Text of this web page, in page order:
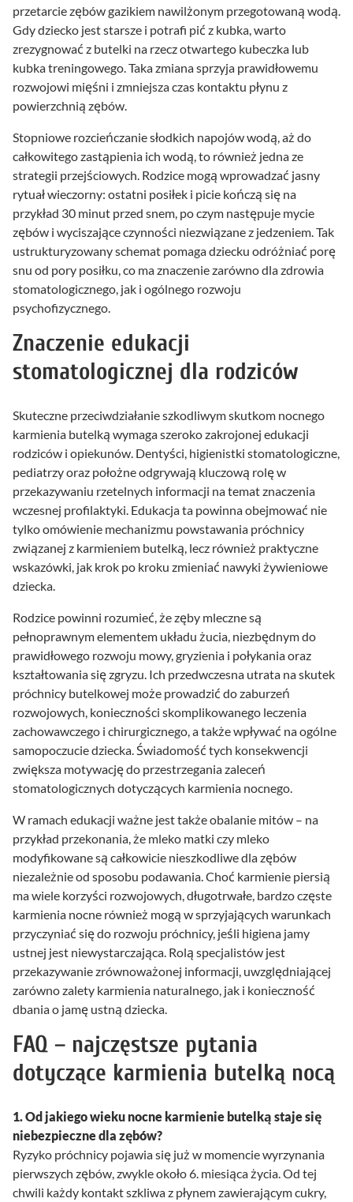
przetarcie zębów gazikiem nawilżonym przegotowaną wodą.
Gdy dziecko jest starsze i potrafi pić z kubka, warto
zrezygnować z butelki na rzecz otwartego kubeczka lub
kubka treningowego. Taka zmiana sprzyja prawidłowemu
rozwojowi mięśni i zmniejsza czas kontaktu płynu z
powierzchnią zębów.
Stopniowe rozcieńczanie słodkich napojów wodą, aż do
całkowitego zastąpienia ich wodą, to również jedna ze
strategii przejściowych. Rodzice mogą wprowadzać jasny
rytuał wieczorny: ostatni posiłek i picie kończą się na
przykład 30 minut przed snem, po czym następuje mycie
zębów i wyciszające czynności niezwiązane z jedzeniem. Tak
ustrukturyzowany schemat pomaga dziecku odróżniać porę
snu od pory posiłku, co ma znaczenie zarówno dla zdrowia
stomatologicznego, jak i ogólnego rozwoju
psychofizycznego.
Znaczenie edukacji
stomatologicznej dla rodziców
Skuteczne przeciwdziałanie szkodliwym skutkom nocnego
karmienia butelką wymaga szeroko zakrojonej edukacji
rodziców i opiekunów. Dentyści, higienistki stomatologiczne,
pediatrzy oraz położne odgrywają kluczową rolę w
przekazywaniu rzetelnych informacji na temat znaczenia
wczesnej profilaktyki. Edukacja ta powinna obejmować nie
tylko omówienie mechanizmu powstawania próchnicy
związanej z karmieniem butelką, lecz również praktyczne
wskazówki, jak krok po kroku zmieniać nawyki żywieniowe
dziecka.
Rodzice powinni rozumieć, że zęby mleczne są
pełnoprawnym elementem układu żucia, niezbędnym do
prawidłowego rozwoju mowy, gryzienia i połykania oraz
kształtowania się zgryzu. Ich przedwczesna utrata na skutek
próchnicy butelkowej może prowadzić do zaburzeń
rozwojowych, konieczności skomplikowanego leczenia
zachowawczego i chirurgicznego, a także wpływać na ogólne
samopoczucie dziecka. Świadomość tych konsekwencji
zwiększa motywację do przestrzegania zaleceń
stomatologicznych dotyczących karmienia nocnego.
W ramach edukacji ważne jest także obalanie mitów – na
przykład przekonania, że mleko matki czy mleko
modyfikowane są całkowicie nieszkodliwe dla zębów
niezależnie od sposobu podawania. Choć karmienie piersią
ma wiele korzyści rozwojowych, długotrwałe, bardzo częste
karmienia nocne również mogą w sprzyjających warunkach
przyczyniać się do rozwoju próchnicy, jeśli higiena jamy
ustnej jest niewystarczająca. Rolą specjalistów jest
przekazywanie zrównoważonej informacji, uwzględniającej
zarówno zalety karmienia naturalnego, jak i konieczność
dbania o jamę ustną dziecka.
FAQ – najczęstsze pytania
dotyczące karmienia butelką nocą
1. Od jakiego wieku nocne karmienie butelką staje się
niebezpieczne dla zębów?
Ryzyko próchnicy pojawia się już w momencie wyrzynania
pierwszych zębów, zwykle około 6. miesiąca życia. Od tej
chwili każdy kontakt szkliwa z płynem zawierającym cukry,